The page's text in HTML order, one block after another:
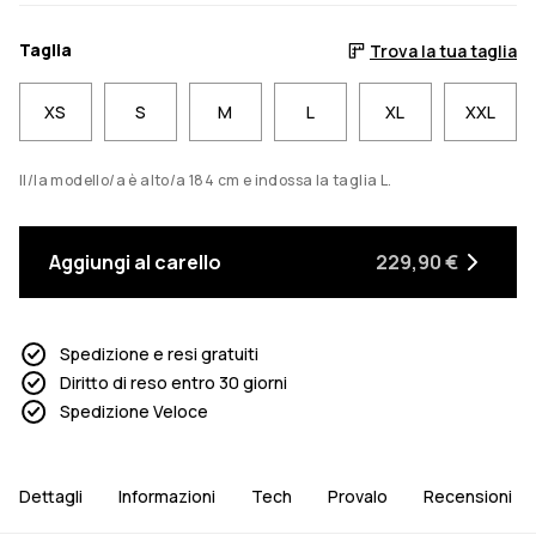
Taglia Trova la tua taglia
XS S M L XL XXL
Il/la modello/a è alto/a 184 cm e indossa la taglia L.
Aggiungi al carello 229,90 €
Spedizione e resi gratuiti
Diritto di reso entro 30 giorni
Spedizione Veloce
Dettagli Informazioni Tech Provalo Recensioni